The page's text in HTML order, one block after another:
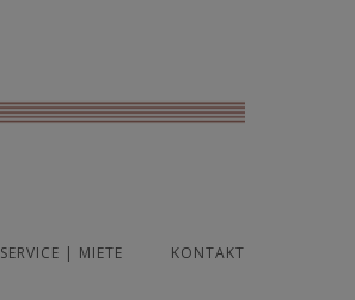
SERVICE | MIETE KONTAKT